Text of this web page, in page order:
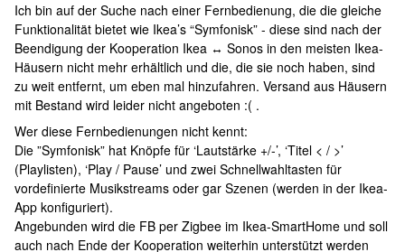
Ich bin auf der Suche nach einer Fernbedienung, die die gleiche
Funktionalität bietet wie Ikea’s “Symfonisk” - diese sind nach der
Beendigung der Kooperation Ikea ↔ Sonos in den meisten Ikea-
Häusern nicht mehr erhältlich und die, die sie noch haben, sind
zu weit entfernt, um eben mal hinzufahren. Versand aus Häusern
mit Bestand wird leider nicht angeboten :( .
Wer diese Fernbedienungen nicht kennt:
Die ”Symfonisk” hat Knöpfe für ‘Lautstärke +/-’, ‘Titel < / >’
(Playlisten), ‘Play / Pause’ und zwei Schnellwahltasten für
vordefinierte Musikstreams oder gar Szenen (werden in der Ikea-
App konfiguriert).
Angebunden wird die FB per Zigbee im Ikea-SmartHome und soll
auch nach Ende der Kooperation weiterhin unterstützt werden